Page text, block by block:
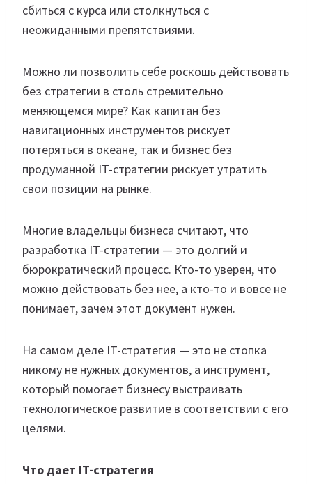
сбиться с курса или столкнуться с
неожиданными препятствиями.
Можно ли позволить себе роскошь действовать
без стратегии в столь стремительно
меняющемся мире? Как капитан без
навигационных инструментов рискует
потеряться в океане, так и бизнес без
продуманной IT-стратегии рискует утратить
свои позиции на рынке.
Многие владельцы бизнеса считают, что
разработка IT-стратегии — это долгий и
бюрократический процесс. Кто-то уверен, что
можно действовать без нее, а кто-то и вовсе не
понимает, зачем этот документ нужен.
На самом деле IT-стратегия — это не стопка
никому не нужных документов, а инструмент,
который помогает бизнесу выстраивать
технологическое развитие в соответствии с его
целями.
Что дает IT-стратегия